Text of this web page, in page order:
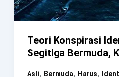
Teori Konspirasi
Segitiga Bermuda,
Asli, Bermuda, Harus,